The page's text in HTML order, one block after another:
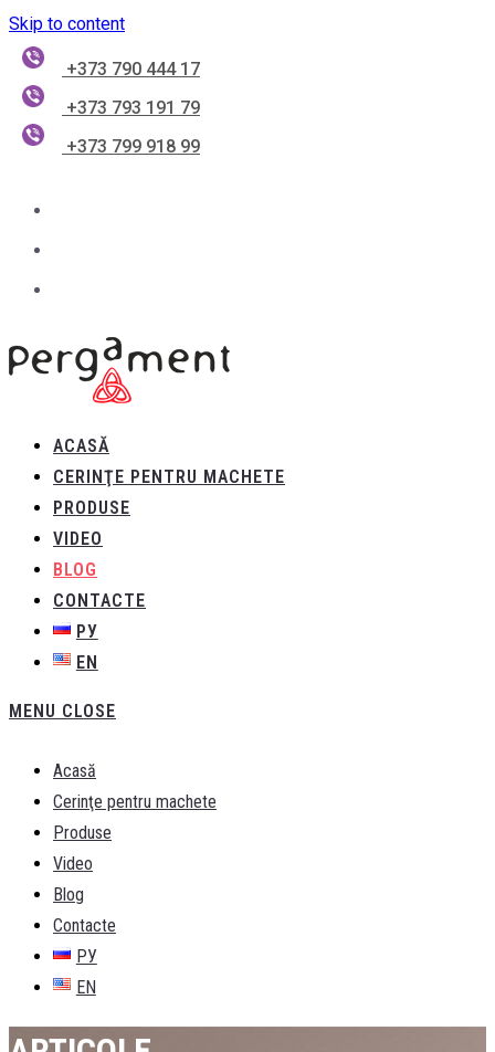
Skip to content
+373 790 444 17
+373 793 191 79
+373 799 918 99
ACASĂ
CERINŢE PENTRU MACHETE
PRODUSE
VIDEO
BLOG
CONTACTE
РУ
EN
MENU CLOSE
Acasă
Cerinţe pentru machete
Produse
Video
Blog
Contacte
РУ
EN